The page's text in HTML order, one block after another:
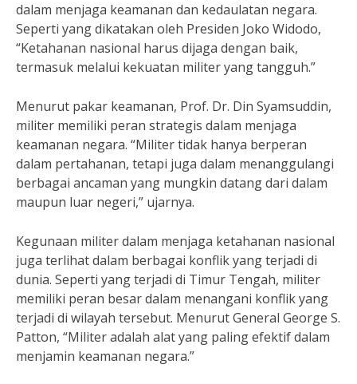
dalam menjaga keamanan dan kedaulatan negara.
Seperti yang dikatakan oleh Presiden Joko Widodo,
“Ketahanan nasional harus dijaga dengan baik,
termasuk melalui kekuatan militer yang tangguh.”
Menurut pakar keamanan, Prof. Dr. Din Syamsuddin,
militer memiliki peran strategis dalam menjaga
keamanan negara. “Militer tidak hanya berperan
dalam pertahanan, tetapi juga dalam menanggulangi
berbagai ancaman yang mungkin datang dari dalam
maupun luar negeri,” ujarnya.
Kegunaan militer dalam menjaga ketahanan nasional
juga terlihat dalam berbagai konflik yang terjadi di
dunia. Seperti yang terjadi di Timur Tengah, militer
memiliki peran besar dalam menangani konflik yang
terjadi di wilayah tersebut. Menurut General George S.
Patton, “Militer adalah alat yang paling efektif dalam
menjamin keamanan negara.”